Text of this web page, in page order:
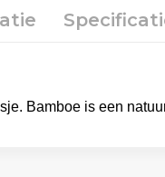
Bamboe is een